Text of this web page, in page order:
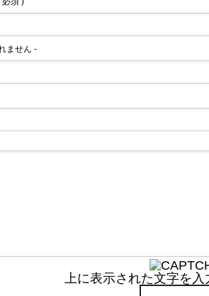
ません -
上に表示された文字を